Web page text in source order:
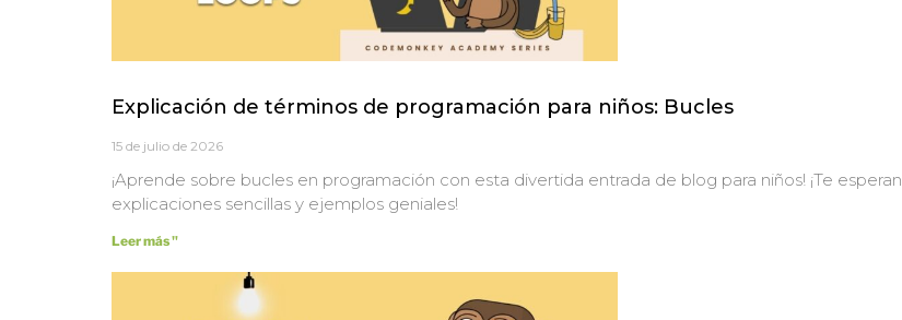
Explicación de términos de programación para niños: Bucles
15 de julio de 2026
¡Aprende sobre bucles en programación con esta divertida entrada de blog para niños! ¡Te esperan
explicaciones sencillas y ejemplos geniales!
Leer más "